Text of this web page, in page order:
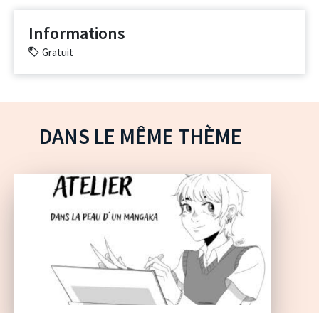
Informations
Gratuit
DANS LE MÊME THÈME